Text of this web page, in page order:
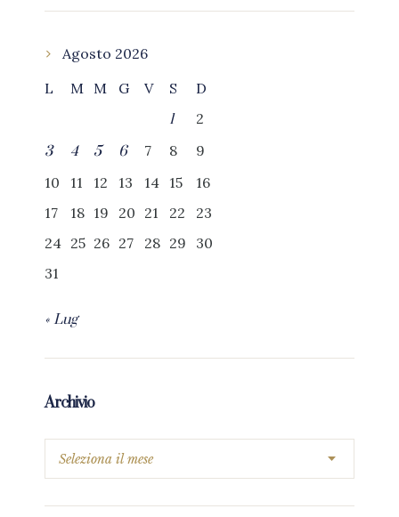
Agosto 2026
L
M M G V S
D
1
2
3
4 5 6 7 8
9
10
11 12 13 14 15
16
17
18 19 20 21 22
23
24 25 26 27 28 29
30
31
« Lug
Archivio